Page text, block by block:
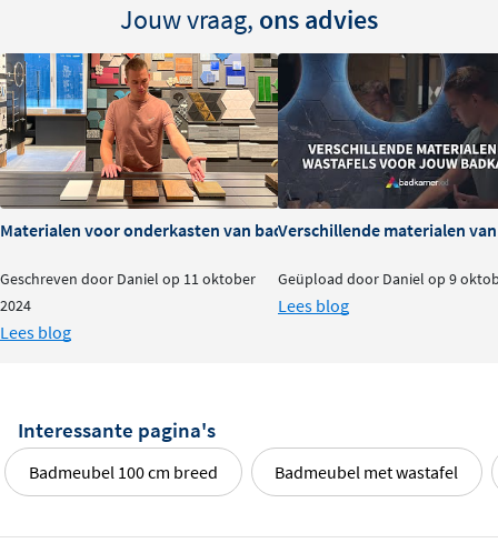
Jouw vraag, ons advies
Materialen voor onderkasten van badkamermeubels: voor- en
Geschreven door Daniel op 11 oktober
2024
Lees blog
Verschillende materialen
Geüpload door Daniel op 9
Lees blog
Interessante pagina's
Badmeubel 100 cm breed Badmeubel met wastafel